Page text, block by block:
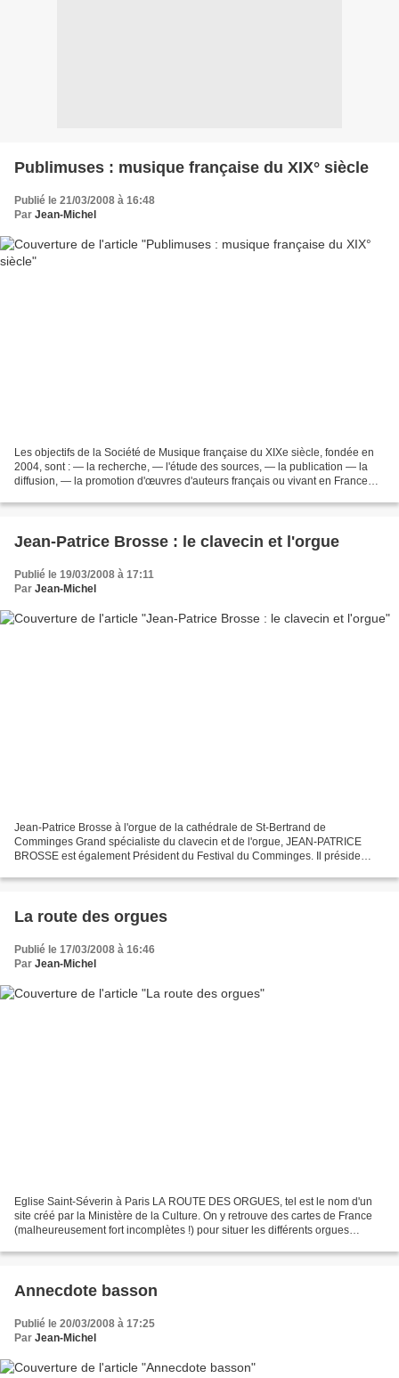
Publimuses : musique française du XIX° siècle
Publié le 21/03/2008 à 16:48
Par Jean-Michel
Les objectifs de la Société de Musique française du XIXe siècle, fondée en
2004, sont : — la recherche, — l'étude des sources, — la publication — la
diffusion, — la promotion d'œuvres d'auteurs français ou vivant en France
Jean-Patrice Brosse : le clavecin et l'orgue
Publié le 19/03/2008 à 17:11
Par Jean-Michel
Jean-Patrice Brosse à l'orgue de la cathédrale de St-Bertrand de
Comminges Grand spécialiste du clavecin et de l'orgue, JEAN-PATRICE
BROSSE est également Président du Festival du Comminges. Il préside
La route des orgues
Publié le 17/03/2008 à 16:46
Par Jean-Michel
Eglise Saint-Séverin à Paris LA ROUTE DES ORGUES, tel est le nom d'un
site créé par la Ministère de la Culture. On y retrouve des cartes de France
(malheureusement fort incomplètes !) pour situer les différents orgues
Annecdote basson
Publié le 20/03/2008 à 17:25
Par Jean-Michel